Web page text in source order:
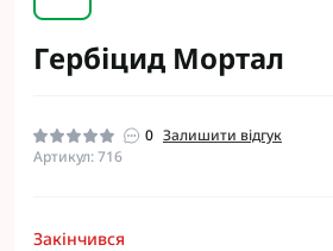
Гербіцид Мортал
0 Залишити відгук
Артикул: 716
Закінчився